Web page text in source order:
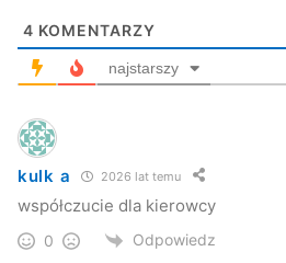
4 KOMENTARZY
najstarszy
kulk a 2026 lat temu
współczucie dla kierowcy
0 Odpowiedz